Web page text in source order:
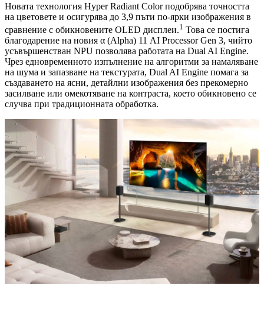
Новата технология Hyper Radiant Color подобрява точността
на цветовете и осигурява до 3,9 пъти по-ярки изображения в
сравнение с обикновените OLED дисплеи.1 Това се постига
благодарение на новия α (Alpha) 11 AI Processor Gen 3, чийто
усъвършенстван NPU позволява работата на Dual AI Engine.
Чрез едновременното изпълнение на алгоритми за намаляване
на шума и запазване на текстурата, Dual AI Engine помага за
създаването на ясни, детайлни изображения без прекомерно
засилване или омекотяване на контраста, което обикновено се
случва при традиционната обработка.